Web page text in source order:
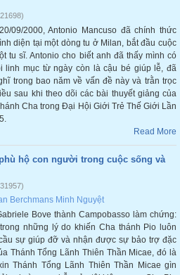
09/2000, Antonio Mancuso đã chính thức
diện tại một dòng tu ở Milan, bắt đầu cuộc
tu sĩ. Antonio cho biết anh đã thấy mình có
linh mục từ ngày còn là cậu bé giúp lễ, đã
trong bao năm về vấn đề này và trằn trọc
sau khi theo dõi các bài thuyết giảng của
Cha trong Đại Hội Giới Trẻ Thế Giới Lần
Read More
hộ con người trong cuộc sống và
Berchmans Minh Nguyệt
Bove thành Campobasso làm chứng:
những lý do khiến Cha thánh Pio luôn
sự giúp đỡ và nhận được sự bảo trợ đặc
Thánh Tổng Lãnh Thiên Thần Micae, đó là
Thánh Tổng Lãnh Thiên Thần Micae gìn